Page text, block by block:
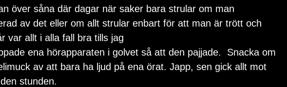
över såna där dagar när saker bara strular om man
av det eller om allt strular enbart för att man är trött och
var allt i alla fall bra tills jag
ena hörapparaten i golvet så att den pajjade.  Snacka om
av att bara ha ljud på ena örat. Japp, sen gick allt mot
stunden.